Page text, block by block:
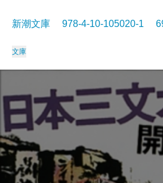
新潮文庫 978-4-10-105020-1
文庫